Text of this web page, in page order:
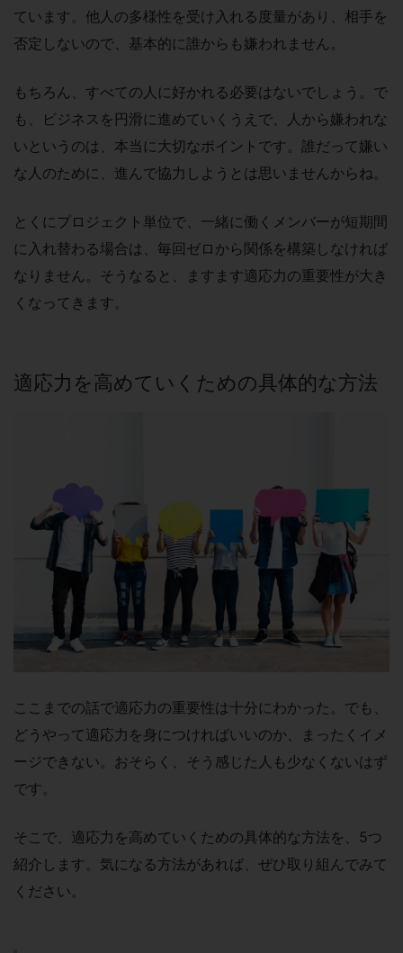
ています。他人の多様性を受け入れる度量があり、相手を
否定しないので、基本的に誰からも嫌われません。
もちろん、すべての人に好かれる必要はないでしょう。で
も、ビジネスを円滑に進めていくうえで、人から嫌われな
いというのは、本当に大切なポイントです。誰だって嫌い
な人のために、進んで協力しようとは思いませんからね。
とくにプロジェクト単位で、一緒に働くメンバーが短期間
に入れ替わる場合は、毎回ゼロから関係を構築しなければ
なりません。そうなると、ますます適応力の重要性が大き
くなってきます。
適応力を高めていくための具体的な方法
ここまでの話で適応力の重要性は十分にわかった。でも、
どうやって適応力を身につければいいのか、まったくイメ
ージできない。おそらく、そう感じた人も少なくないはず
です。
そこで、適応力を高めていくための具体的な方法を、5つ
紹介します。気になる方法があれば、ぜひ取り組んでみて
ください。